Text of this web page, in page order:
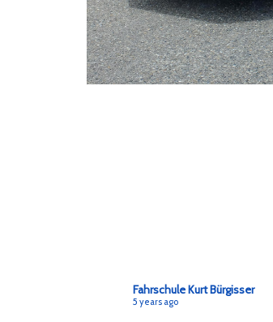
Fahrschule Kurt Bürgisser
5 years ago